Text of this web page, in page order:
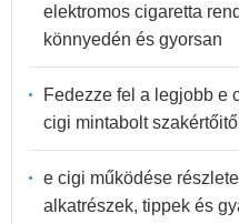
elektromos cigaretta
könnyedén és gyorsan
Fedezze fel a legjobb e
cigi mintabolt szakértőitől
e cigi működése
alkatrészek, tippek és